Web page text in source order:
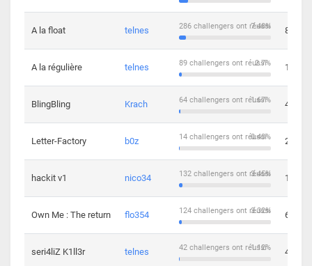
A la float telnes 7.48%
286 challengers ont réussi 8
A la régulière telnes 2.7%
89 challengers ont réussi 10
BlingBling Krach 1.67%
64 challengers ont réussi 4
Letter-Factory b0z 0.43%
14 challengers ont réussi 2
hackit v1 nico34 3.45%
132 challengers ont réussi 12
Own Me : The return flo354 3.32%
124 challengers ont réussi 6
seri4liZ K1ll3r telnes 1.12%
42 challengers ont réussi 4